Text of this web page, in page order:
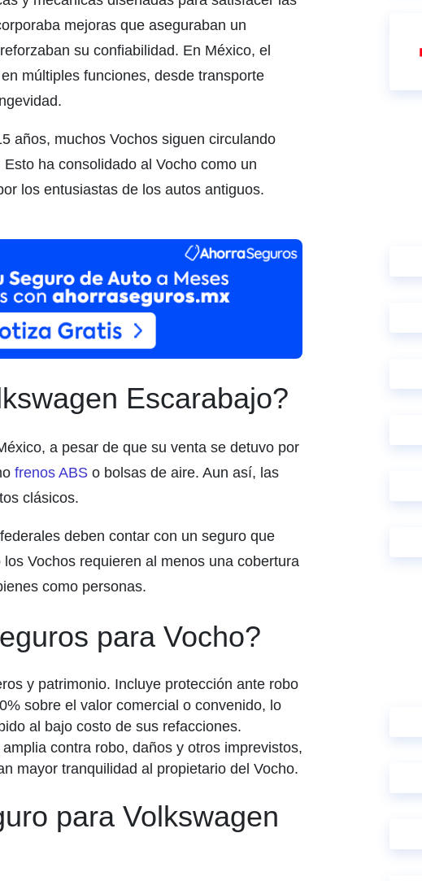
mejoras que aseguraban un
su confiabilidad. En México, el
múltiples funciones, desde transporte
años, muchos Vochos siguen circulando
ha consolidado al Vocho como un
los entusiastas de los autos antiguos.
Escarabajo?
a pesar de que su venta se detuvo por
frenos ABS o bolsas de aire. Aun así, las
clásicos.
deben contar con un seguro que
Vochos requieren al menos una cobertura
como personas.
para Vocho?
y patrimonio. Incluye protección ante robo
sobre el valor comercial o convenido, lo
al bajo costo de sus refacciones.
contra robo, daños y otros imprevistos,
mayor tranquilidad al propietario del Vocho.
para Volkswagen